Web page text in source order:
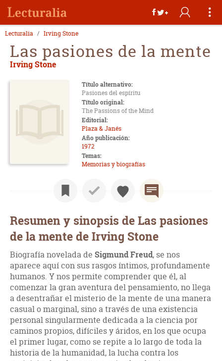
Lecturalia Irving Stone
Las pasiones de la mente
Irving Stone
Título alternativo:
Pasiones del espíritu
Título original:
The Passions of the Mind
Editorial:
Plaza & Janés
Año publicación:
1972
Temas:
Memorias y biografías
Resumen y sinopsis de Las pasiones
de la mente de Irving Stone
Biografía novelada de Sigmund Freud, se nos
aparece aquí con sus rasgos íntimos, profundamente
humanos. Y nos permite comprender que él, al
comenzar la gran aventura del pensamiento, no llega
a desentrañar el misterio de la mente de una manera
casual o marginal, sino a través de una existencia
personal singularmente dedicada a la ciencia por
caminos propios, difíciles y áridos, en los que ocupa
el primer lugar, como se repite a lo largo de toda la
historia de la humanidad, la lucha contra los